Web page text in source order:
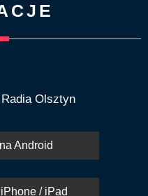
Olsztyn
Android
/ iPad